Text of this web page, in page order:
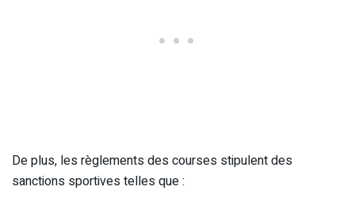
De plus, les règlements des courses stipulent des
sanctions sportives telles que :